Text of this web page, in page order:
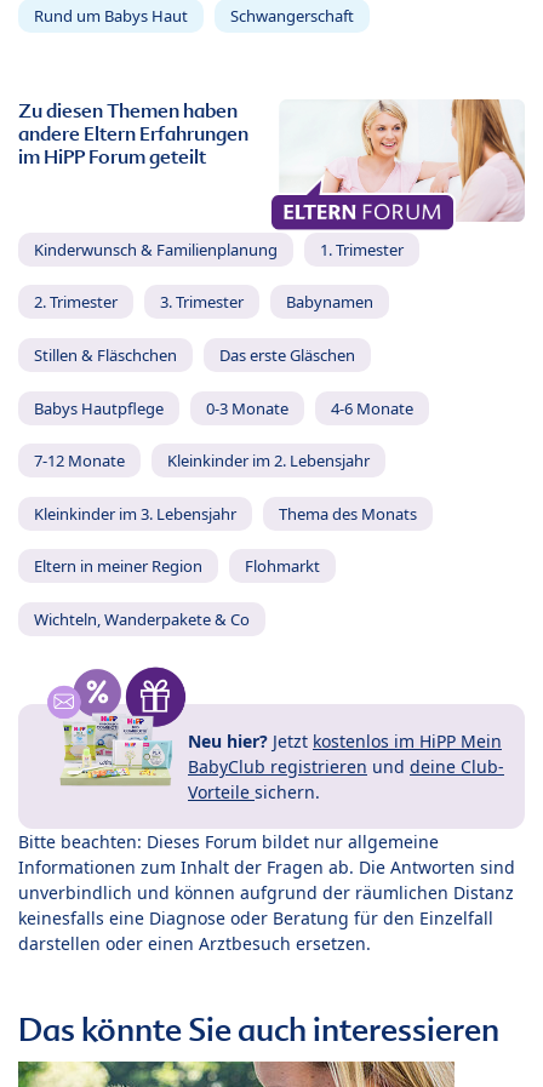
Rund um Babys Haut Schwangerschaft
Zu diesen Themen haben
andere Eltern Erfahrungen
im HiPP Forum geteilt
Kinderwunsch & Familienplanung 1. Trimester
2. Trimester 3. Trimester Babynamen
Stillen & Fläschchen Das erste Gläschen
Babys Hautpflege 0-3 Monate 4-6 Monate
7-12 Monate Kleinkinder im 2. Lebensjahr
Kleinkinder im 3. Lebensjahr Thema des Monats
Eltern in meiner Region Flohmarkt
Wichteln, Wanderpakete & Co
Neu hier? Jetzt kostenlos im HiPP Mein
BabyClub registrieren und deine Club-
Vorteile sichern.
Bitte beachten: Dieses Forum bildet nur allgemeine
Informationen zum Inhalt der Fragen ab. Die Antworten sind
unverbindlich und können aufgrund der räumlichen Distanz
keinesfalls eine Diagnose oder Beratung für den Einzelfall
darstellen oder einen Arztbesuch ersetzen.
Das könnte Sie auch interessieren